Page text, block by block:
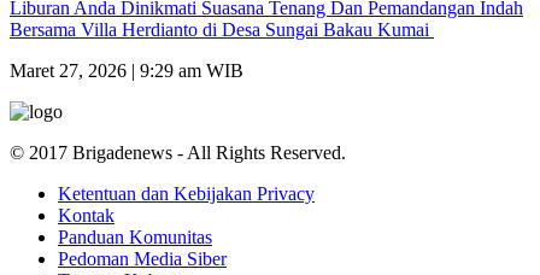
Liburan Anda Dinikmati Suasana Tenang Dan Pemandangan Indah
Bersama Villa Herdianto di Desa Sungai Bakau Kumai
Maret 27, 2026 | 9:29 am WIB
© 2017 Brigadenews - All Rights Reserved.
Ketentuan dan Kebijakan Privacy
Kontak
Panduan Komunitas
Pedoman Media Siber